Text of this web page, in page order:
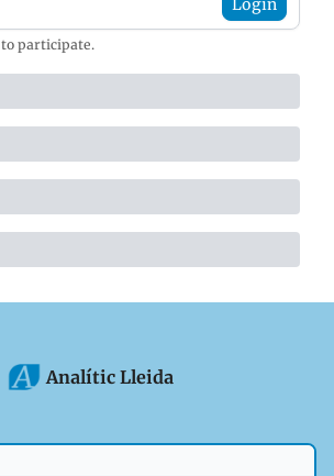
Login
to participate.
Analític Lleida